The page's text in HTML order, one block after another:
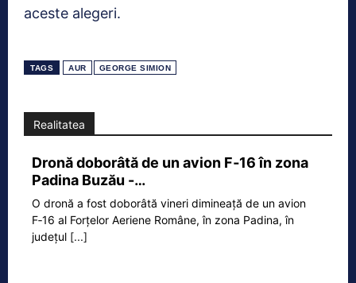
aceste alegeri.
TAGS AUR GEORGE SIMION
Realitatea
Dronă doborâtă de un avion F‑16 în zona
Padina Buzău -…
O dronă a fost doborâtă vineri dimineață de un avion
F‑16 al Forțelor Aeriene Române, în zona Padina, în
județul [...]